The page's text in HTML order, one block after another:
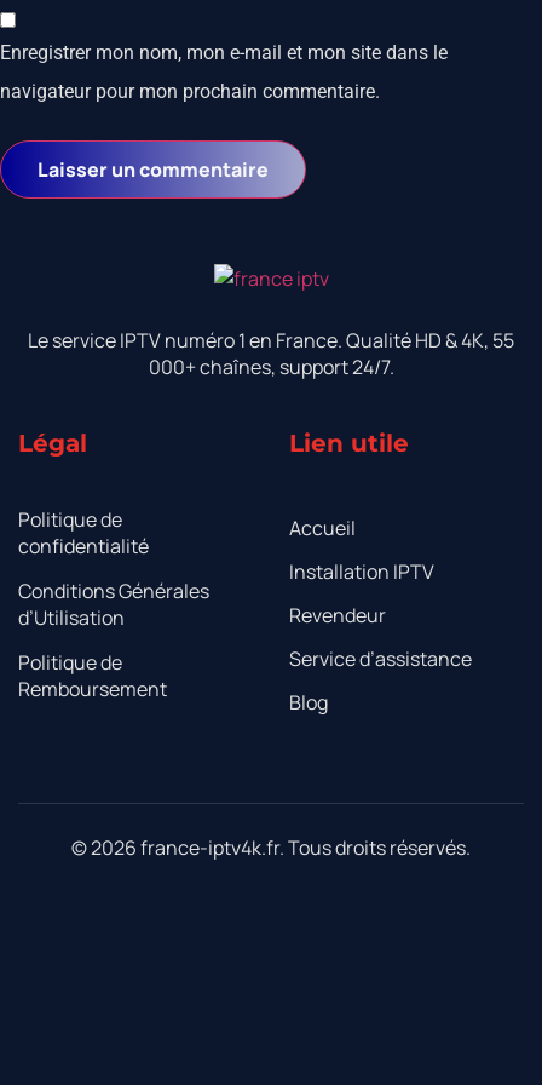
Enregistrer mon nom, mon e-mail et mon site dans le
navigateur pour mon prochain commentaire.
Le service IPTV numéro 1 en France. Qualité HD & 4K, 55
000+ chaînes, support 24/7.
Légal
Politique de
confidentialité
Conditions Générales
d’Utilisation
Politique de
Remboursement
Lien utile
Accueil
Installation IPTV
Revendeur
Service d’assistance
Blog
© 2026 france-iptv4k.fr. Tous droits réservés.